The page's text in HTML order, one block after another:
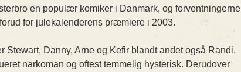
en populær komiker i Danmark, og forventningerne
for julekalenderens præmiere i 2003.
Stewart, Danny, Arne og Kefir blandt andet også Randi.
narkoman og oftest temmelig hysterisk. Derudover